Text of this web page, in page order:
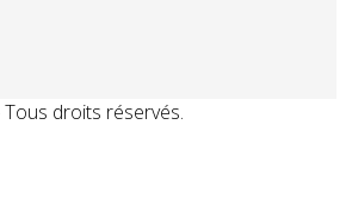
droits réservés.